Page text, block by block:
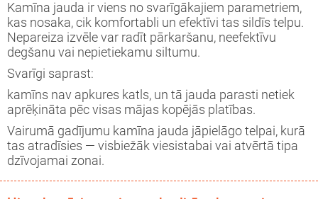
Kamīna jauda ir viens no svarīgākajiem parametriem,
kas nosaka, cik komfortabli un efektīvi tas sildīs telpu.
Nepareiza izvēle var radīt pārkaršanu, neefektīvu
degšanu vai nepietiekamu siltumu.
Svarīgi saprast:
kamīns nav apkures katls, un tā jauda parasti netiek
aprēķināta pēc visas mājas kopējās platības.
Vairumā gadījumu kamīna jauda jāpielāgo telpai, kurā
tas atradīsies — visbiežāk viesistabai vai atvērtā tipa
dzīvojamai zonai.